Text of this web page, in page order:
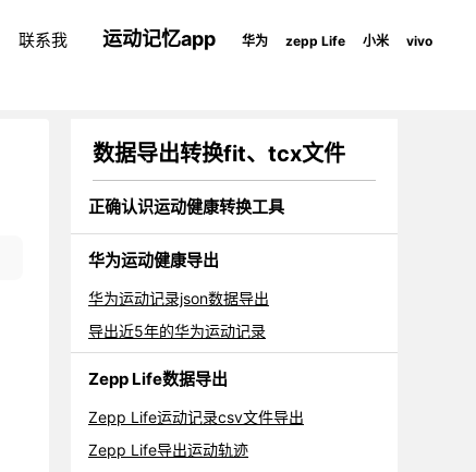
联系我 运动记忆app 华为 zepp Life 小米 vivo
数据导出转换fit、tcx文件
正确认识运动健康转换工具
华为运动健康导出
华为运动记录json数据导出
导出近5年的华为运动记录
Zepp Life数据导出
Zepp Life运动记录csv文件导出
Zepp Life导出运动轨迹